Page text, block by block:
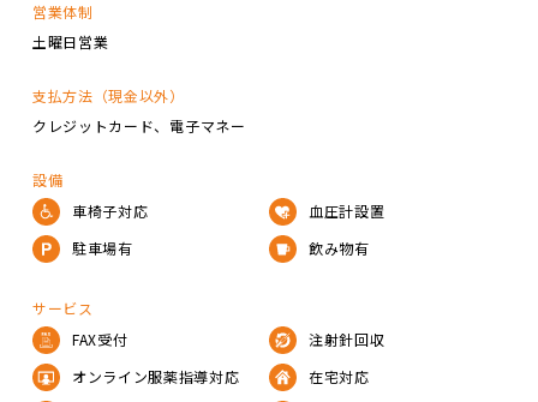
営業体制
土曜日営業
支払方法（現金以外）
クレジットカード
電子マネー
設備
車椅子対応
血圧計設置
駐車場有
飲み物有
サービス
FAX受付
注射針回収
オンライン服薬指導対応
在宅対応